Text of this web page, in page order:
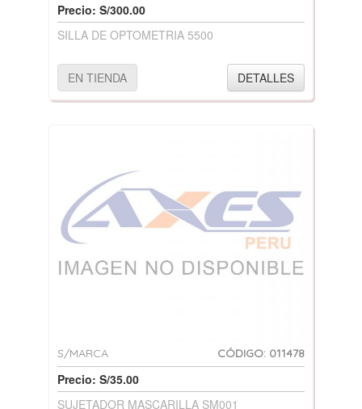
Precio: S/300.00
SILLA DE OPTOMETRIA 5500
EN TIENDA DETALLES
S/MARCA CÓDIGO: 011478
Precio: S/35.00
SUJETADOR MASCARILLA SM001